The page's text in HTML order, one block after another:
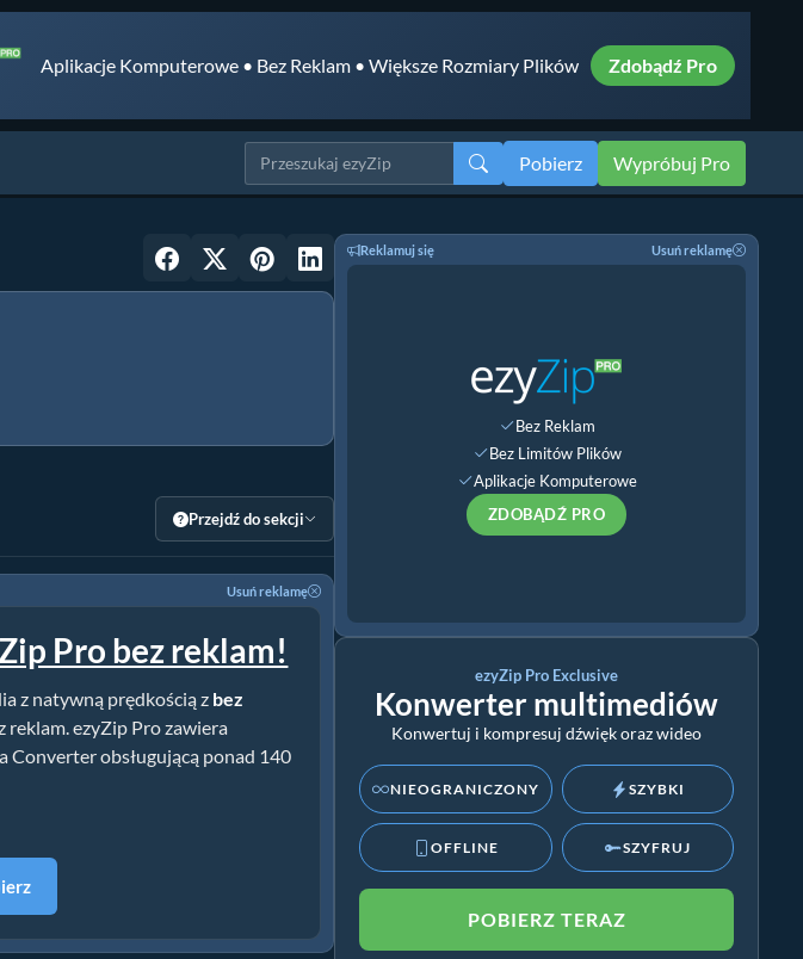
Aplikacje Komputerowe • Bez Reklam • Większe Rozmiary Plików Zdobądź Pro
Pobierz Wypróbuj Pro
Przejdź do sekcji
Usuń reklamę
Pro bez reklam!
z natywną prędkością z bez
reklam. ezyZip Pro zawiera
Converter obsługującą ponad 140
Reklamuj się Usuń reklamę
Bez Reklam
Bez Limitów Plików
Aplikacje Komputerowe
ZDOBĄDŹ PRO
ezyZip Pro Exclusive
Konwerter multimediów
Konwertuj i kompresuj dźwięk oraz wideo
NIEOGRANICZONY SZYBKI
OFFLINE SZYFRUJ
POBIERZ TERAZ